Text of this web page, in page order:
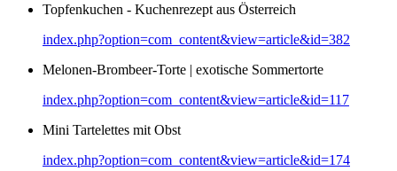
Topfenkuchen - Kuchenrezept aus Österreich
index.php?option=com_content&view=article&id=382
Melonen-Brombeer-Torte | exotische Sommertorte
index.php?option=com_content&view=article&id=117
Mini Tartelettes mit Obst
index.php?option=com_content&view=article&id=174